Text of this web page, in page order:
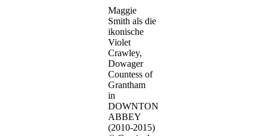
Maggie
Smith als die
ikonische
Violet
Crawley,
Dowager
Countess of
Grantham
in
DOWNTON
ABBEY
(2010-2015)